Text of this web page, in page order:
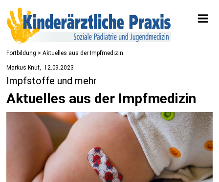
Fortbildung > Aktuelles aus der Impfmedizin
Markus Knuf 12.09.2023
Impfstoffe und mehr
Aktuelles aus der Impfmedizin